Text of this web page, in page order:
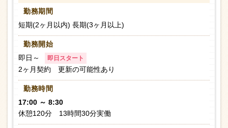
勤務期間
短期(2ヶ月以内) 長期(3ヶ月以上)
勤務開始
即日～
即日スタート
2ヶ月契約 更新の可能性あり
勤務時間
17:00 ～ 8:30
休憩120分 13時間30分実働